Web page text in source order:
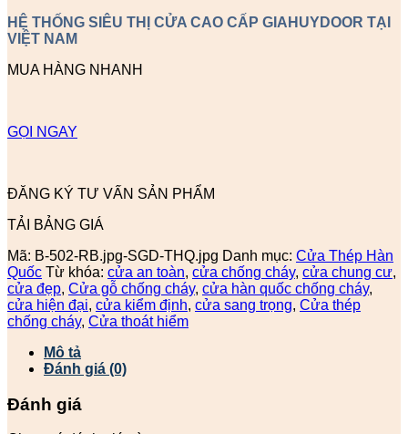
HỆ THỐNG SIÊU THỊ CỬA CAO CẤP GIAHUYDOOR TẠI
VIỆT NAM
MUA HÀNG NHANH
GỌI NGAY
ĐĂNG KÝ TƯ VẤN SẢN PHẨM
TẢI BẢNG GIÁ
Mã: B-502-RB.jpg-SGD-THQ.jpg Danh mục: Cửa Thép Hàn
Quốc Từ khóa: cửa an toàn, cửa chống cháy, cửa chung cư,
cửa đẹp, Cửa gỗ chống cháy, cửa hàn quốc chống cháy,
cửa hiện đại, cửa kiểm định, cửa sang trọng, Cửa thép
chống cháy, Cửa thoát hiểm
Mô tả
Đánh giá (0)
Đánh giá